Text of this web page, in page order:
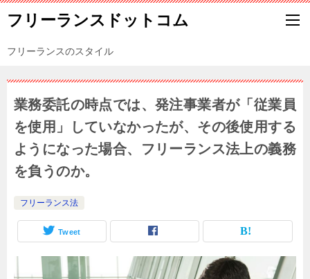
フリーランスドットコム
フリーランスのスタイル
業務委託の時点では、発注事業者が「従業員
を使用」していなかったが、その後使用する
ようになった場合、フリーランス法上の義務
を負うのか。
フリーランス法
Tweet